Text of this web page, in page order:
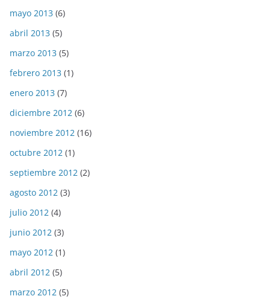
mayo 2013 (6)
abril 2013 (5)
marzo 2013 (5)
febrero 2013 (1)
enero 2013 (7)
diciembre 2012 (6)
noviembre 2012 (16)
octubre 2012 (1)
septiembre 2012 (2)
agosto 2012 (3)
julio 2012 (4)
junio 2012 (3)
mayo 2012 (1)
abril 2012 (5)
marzo 2012 (5)